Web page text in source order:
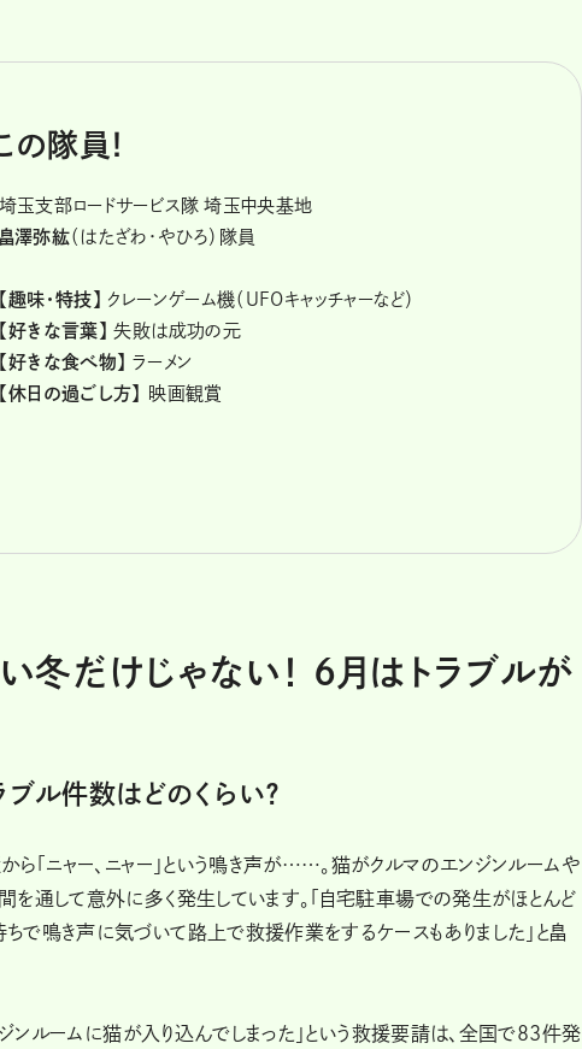
隊員！
埼玉支部ロードサービス隊 埼玉中央基地
澤弥紘（はたざわ・やひろ）隊員
【趣味・特技】 クレーンゲーム機（UFOキャッチャーなど）
【好きな言葉】 失敗は成功の元
【好きな食べ物】 ラーメン
休日の過ごし方】
映画観賞
冬だけじゃない！ 6月はトラブルが
ル件数はどのくらい？
ら「ニャー、ニャー」という鳴き声が……。猫がクルマのエンジンルームや
を通して意外に多く発生しています。「自宅駐車場での発生がほとんど
で鳴き声に気づいて路上で救援作業をするケースもありました」と畠
ルームに猫が入り込んでしまった」という救援要請は、全国で83件発